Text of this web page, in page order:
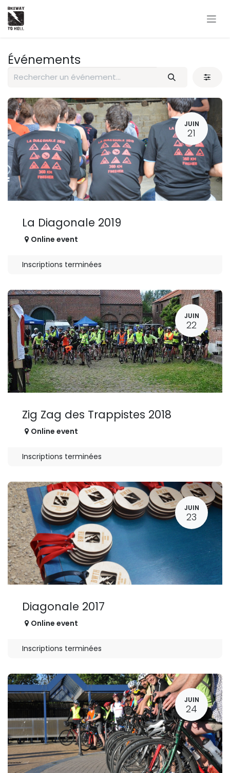
Se rendre au contenu
Événements
JUIN
21
La Diagonale 2019
Online event
Inscriptions terminées
JUIN
22
Zig Zag des Trappistes 2018
Online event
Inscriptions terminées
JUIN
23
Diagonale 2017
Online event
Inscriptions terminées
JUIN
24